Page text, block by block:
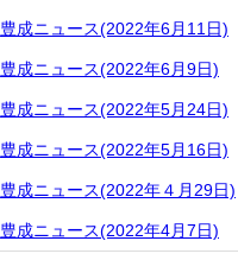
豊成ニュース(2022年6月11日)
豊成ニュース(2022年6月9日)
豊成ニュース(2022年5月24日)
豊成ニュース(2022年5月16日)
豊成ニュース(2022年４月29日)
豊成ニュース(2022年4月7日)